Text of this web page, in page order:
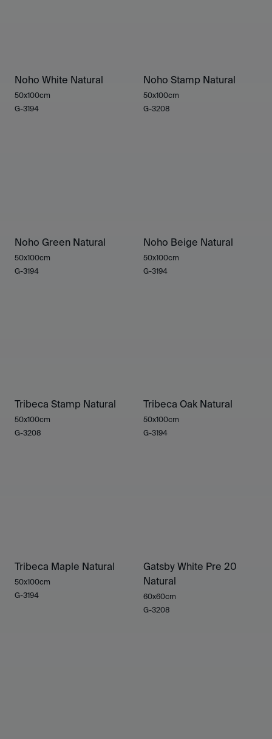
Noho White Natural
50x100cm
G-3194
Noho Stamp Natural
50x100cm
G-3208
Noho Green Natural
50x100cm
G-3194
Noho Beige Natural
50x100cm
G-3194
Tribeca Stamp Natural
50x100cm
G-3208
Tribeca Oak Natural
50x100cm
G-3194
Tribeca Maple Natural
50x100cm
G-3194
Gatsby White Pre 20
Natural
60x60cm
G-3208